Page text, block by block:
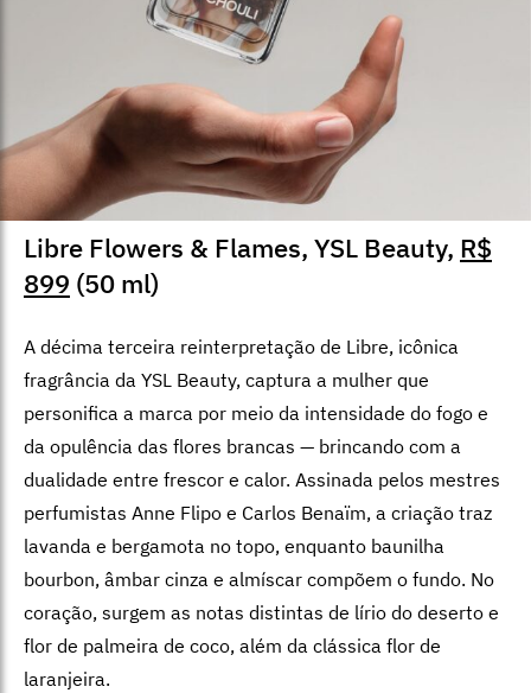
Libre Flowers & Flames, YSL Beauty, R$
899 (50 ml)
A décima terceira reinterpretação de Libre, icônica
fragrância da YSL Beauty, captura a mulher que
personifica a marca por meio da intensidade do fogo e
da opulência das flores brancas — brincando com a
dualidade entre frescor e calor. Assinada pelos mestres
perfumistas Anne Flipo e Carlos Benaïm, a criação traz
lavanda e bergamota no topo, enquanto baunilha
bourbon, âmbar cinza e almíscar compõem o fundo. No
coração, surgem as notas distintas de lírio do deserto e
flor de palmeira de coco, além da clássica flor de
laranjeira.